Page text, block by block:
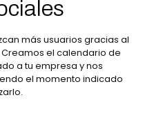
más usuarios gracias al
Creamos el calendario de
a tu empresa y nos
el momento indicado